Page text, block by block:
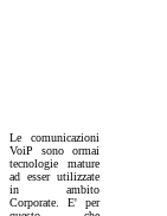
Le comunicazioni
VoiP sono ormai
tecnologie mature
ad esser utilizzate
in ambito
Corporate. E' per